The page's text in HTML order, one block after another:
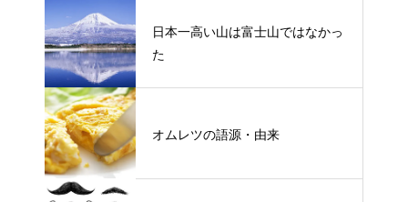
日本一高い山は富士山ではなかっ
た
オムレツの語源・由来